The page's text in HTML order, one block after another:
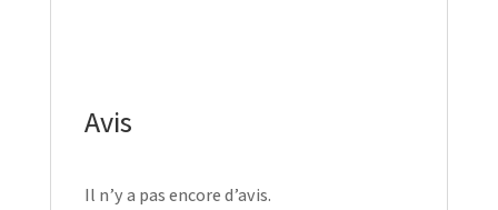
Avis
Il n’y a pas encore d’avis.